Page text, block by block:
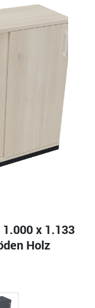
x 1.133
Holz